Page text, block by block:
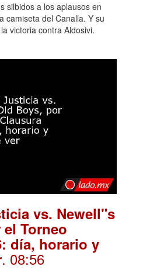
silbidos a los aplausos en
camiseta del Canalla. Y su
victoria contra Aldosivi.
vs. Newell"s
Torneo
día, horario y
. 08:56